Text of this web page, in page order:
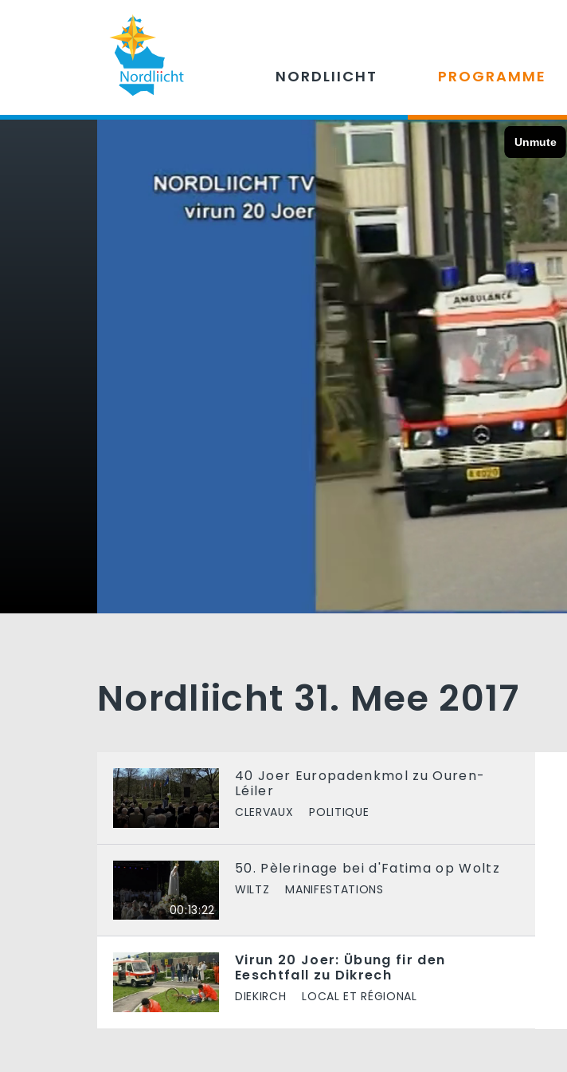
NORDLIICHT PROGRAMME
Nordliicht 31. Mee 2017
40 Joer Europadenkmol zu Ouren-
Léiler
CLERVAUX POLITIQUE
00:13:22
50. Pèlerinage bei d'Fatima op Woltz
WILTZ MANIFESTATIONS
Virun 20 Joer: Übung fir den
Eeschtfall zu Dikrech
DIEKIRCH LOCAL ET RÉGIONAL